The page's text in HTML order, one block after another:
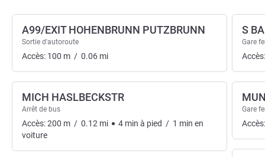
A99/EXIT HOHENBRUNN PUTZBRUNN
Sortie d'autoroute
Accès: 100 m / 0.06 mi
MICH HASLBECKSTR
Arrêt de bus
Accès:200 m / 0.12 mi 4 min à pied / 1 min en
voiture
S
Gare
Gare